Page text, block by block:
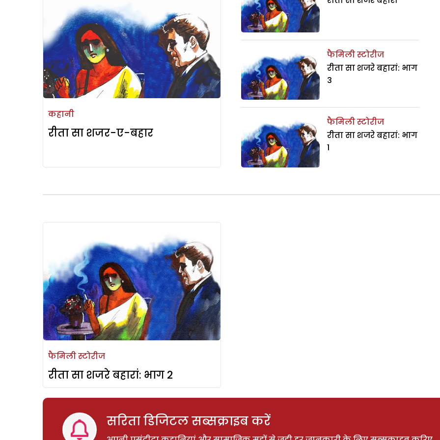
कहानी
रीता सा शजर-ए-बहार
फैमिली स्टोरीज
रीता सा शजरे बहारां: भाग
3
फैमिली स्टोरीज
रीता सा शजरे बहारां: भाग
1
फैमिली स्टोरीज
रीता सा शजरे बहारां: भाग 2
सरिता डिजिटल सब्सक्राइब करें